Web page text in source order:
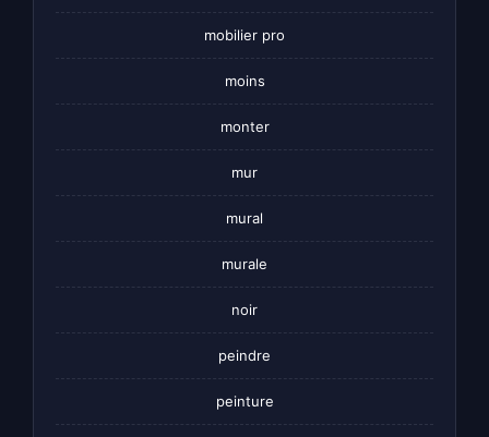
mobilier pro
moins
monter
mur
mural
murale
noir
peindre
peinture